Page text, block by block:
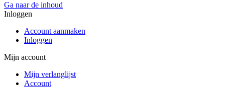
Ga naar de inhoud
Inloggen
Account aanmaken
Inloggen
Mijn account
Mijn verlanglijst
Account